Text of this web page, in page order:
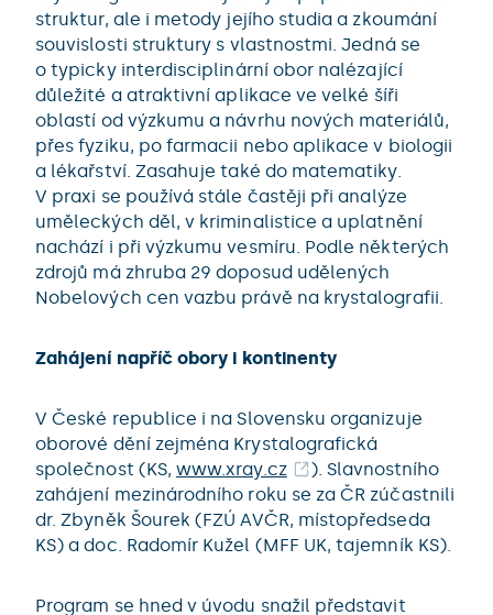
struktur, ale i metody jejího studia a zkoumání
souvislosti struktury s vlastnostmi. Jedná se
o typicky interdisciplinární obor nalézající
důležité a atraktivní aplikace ve velké šíři
oblastí od výzkumu a návrhu nových materiálů,
přes fyziku, po farmacii nebo aplikace v biologii
a lékařství. Zasahuje také do matematiky.
V praxi se používá stále častěji při analýze
uměleckých děl, v kriminalistice a uplatnění
nachází i při výzkumu vesmíru. Podle některých
zdrojů má zhruba 29 doposud udělených
Nobelových cen vazbu právě na krystalografii.
Zahájení napříč obory i kontinenty
V České republice i na Slovensku organizuje
oborové dění zejména Krystalografická
společnost (KS,www.xray.cz
). Slavnostního
zahájení mezinárodního roku se za ČR zúčastnili
dr. Zbyněk Šourek (FZÚ AVČR, místopředseda
KS) a doc. Radomír Kužel (MFF UK, tajemník KS).
Program se hned v úvodu snažil představit